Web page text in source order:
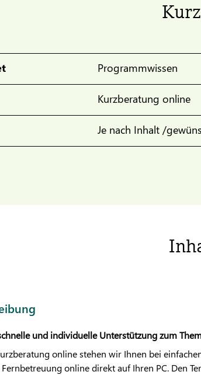
Programmwissen
Kurzberatung online
Je nach Inhalt /
und individuelle Unterstützung zum
online stehen wir Ihnen bei
online direkt auf Ihren PC. Den